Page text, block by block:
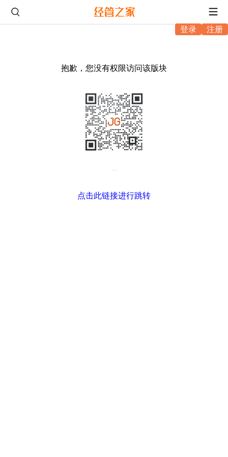
登录 注册
抱歉，您没有权限访问该版块
点击此链接进行跳转